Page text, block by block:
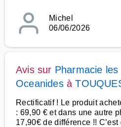
Michel
06/06/2026
Avis sur Pharmacie les
Oceanidesà
Rectificatif ! Le produit
: 69,90 € et dans une autre
17,90€ de différence !!